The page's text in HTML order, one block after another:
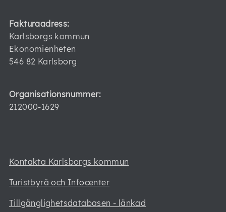
Fakturaadress:
Karlsborgs kommun
Ekonomienheten
546 82 Karlsborg
Organisationsnummer:
212000-1629
Kontakta Karlsborgs kommun
Turistbyrå och Infocenter
Tillgänglighetsdatabasen - länkad